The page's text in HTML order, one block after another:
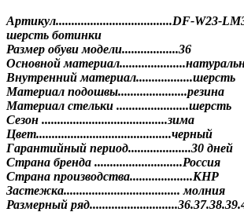
Артикул.....................................DF-W23-
шерсть ботинки
Размер обуви модели..................36
Основной
Внутренний материал..................шерсть
Материал подошвы......................резина
Материал стельки .......................шерсть
Сезон ........................................зима
Цвет...........................................черный
Гарантийный период....................30 дней
Страна бренда ............................Россия
Страна производства....................КНР
Застежка..................................... молния
Размерный